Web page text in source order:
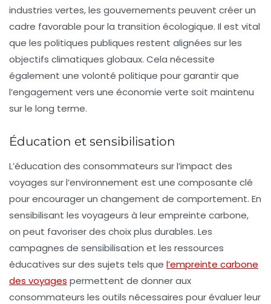
industries vertes, les gouvernements peuvent créer un
cadre favorable pour la transition écologique. Il est vital
que les politiques publiques restent alignées sur les
objectifs climatiques globaux. Cela nécessite
également une volonté politique pour garantir que
l’engagement vers une économie verte soit maintenu
sur le long terme.
Éducation et sensibilisation
L’éducation des consommateurs sur l’impact des
voyages sur l’environnement est une composante clé
pour encourager un changement de comportement. En
sensibilisant les voyageurs à leur empreinte carbone,
on peut favoriser des choix plus durables. Les
campagnes de sensibilisation et les ressources
éducatives sur des sujets tels que l’empreinte carbone
des voyages permettent de donner aux
consommateurs les outils nécessaires pour évaluer leur